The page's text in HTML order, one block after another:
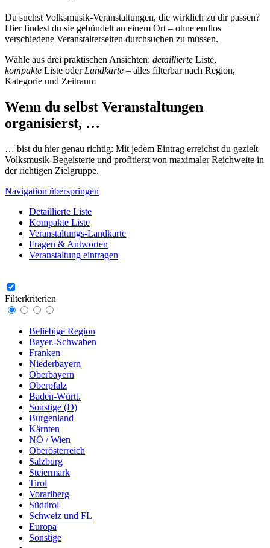
Du suchst Volksmusik-Veranstaltungen, die wirklich zu dir passen?
Hier findest du sie gebündelt an einem Ort – ohne endlos
verschiedene Veranstalterseiten durchsuchen zu müssen.
Wähle aus drei praktischen Ansichten: detaillierte Liste,
kompakte Liste oder Landkarte – alles filterbar nach Region,
Kategorie und Zeitraum
Wenn du selbst Veranstaltungen
organisierst, …
… bist du hier genau richtig: Mit jedem Eintrag erreichst du gezielt
Volksmusik-Begeisterte und profitierst von maximaler Reichweite in
der richtigen Zielgruppe.
Navigation überspringen
Detaillierte Liste
Kompakte Liste
Veranstaltungs-Landkarte
Fragen & Antworten
Veranstaltung eintragen
Filterkriterien
Beliebige Region
Bayer.-Schwaben
Franken
Niederbayern
Oberbayern
Oberpfalz
Baden-Württ.
Sonstige (D)
Burgenland
Kärnten
NÖ / Wien
Oberösterreich
Salzburg
Steiermark
Tirol
Vorarlberg
Südtirol
Schweiz und FL
Europa
Sonstige